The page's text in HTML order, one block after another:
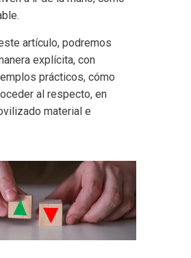
artículo, podremos
explícita, con
prácticos, cómo
al respecto, en
material e